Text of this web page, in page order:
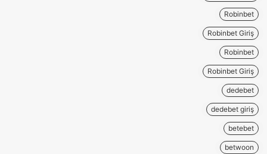
Robinbet
Robinbet Giriş
Robinbet
Robinbet Giriş
dedebet
dedebet giriş
betebet
betwoon